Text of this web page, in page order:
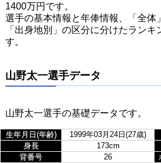
1400万円です。
選手の基本情報と年俸情報、「全体
「出身地別」の区分に分けたランキ
す。
山野太一選手データ
山野太一選手の基礎データです。
生年月日(年齢) 1999年03月24日(27歳)
身長
173cm
背番号
26